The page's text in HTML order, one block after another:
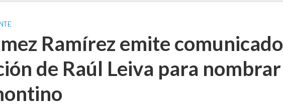
Ramírez emite comunicado
de Raúl Leiva para nombrar